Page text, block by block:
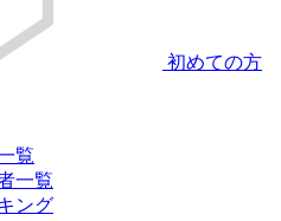
初めての方
覧
一覧
ング